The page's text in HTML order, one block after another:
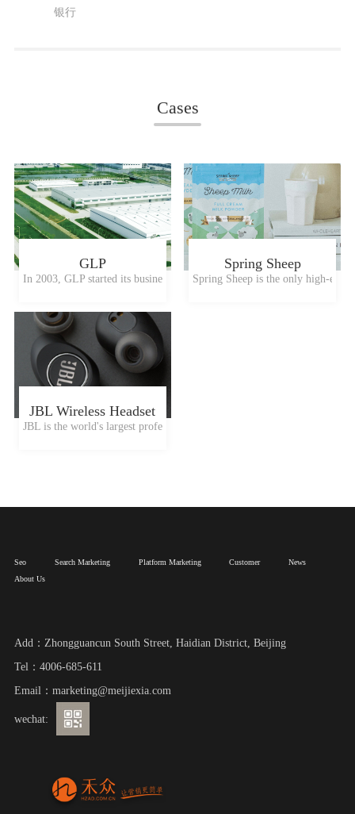
银行
Cases
GLP
In 2003, GLP started its business in China and is the largest modern
Spring Sheep
Spring Sheep is the only high-end
JBL Wireless Headset
JBL is the world's largest professional speaker manufacturer, and will
Seo Search Marketing Platform Marketing Customer
News
About Us
Add：Zhongguancun South Street, Haidian District, Beijing
Tel：4006-685-611
Email：marketing@meijiexia.com
wechat: